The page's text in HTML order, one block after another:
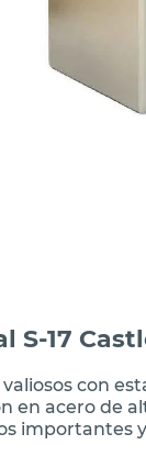
S-17
con
en acero de
importantes